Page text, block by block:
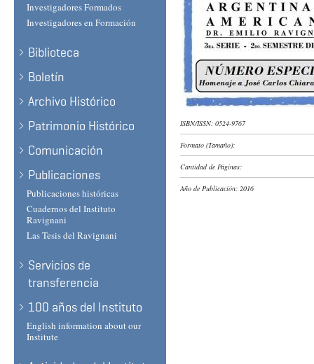
Investigadores Formados
Investigadores en Formación
Biblioteca
Boletín
Archivo Histórico
Patrimonio Histórico
Comunicación
Publicaciones
Publicaciones históricas
Cuadernos del Instituto
Ravignani
Las Tesis del Ravignani
Servicios de
transferencia
100 años del Instituto
English information about our
Institute
ISBN/ISSN: 0524-9767
Formato (Tamaño):
Cantidad de Páginas:
Año de Publicación: 2016